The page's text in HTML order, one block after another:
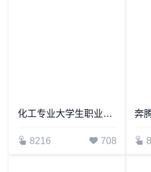
化工专业大学生职业生涯规划书word模板-范文
8216 708